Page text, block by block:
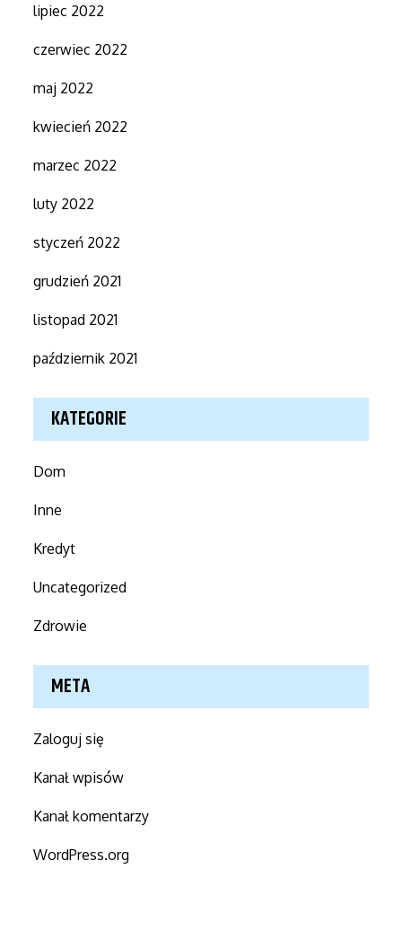
lipiec 2022
czerwiec 2022
maj 2022
kwiecień 2022
marzec 2022
luty 2022
styczeń 2022
grudzień 2021
listopad 2021
październik 2021
KATEGORIE
Dom
Inne
Kredyt
Uncategorized
Zdrowie
META
Zaloguj się
Kanał wpisów
Kanał komentarzy
WordPress.org